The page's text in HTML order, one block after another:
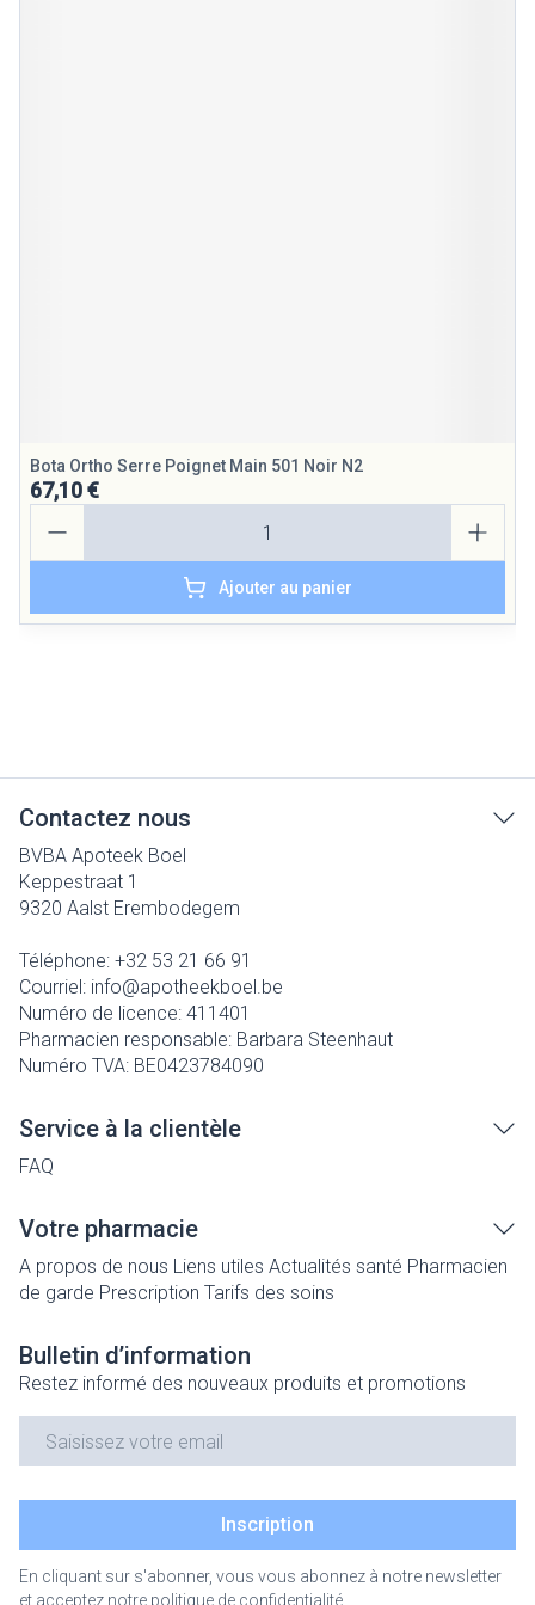
Bota Ortho Serre Poignet Main 501 Noir N2
67,10 €
Ajouter au panier
Contactez nous
BVBA Apoteek Boel
Keppestraat 1
9320 Aalst Erembodegem
Téléphone: +32 53 21 66 91
Courriel: info@apotheekboel.be
Numéro de licence: 411401
Pharmacien responsable: Barbara Steenhaut
Numéro TVA: BE0423784090
Service à la clientèle
FAQ
Votre pharmacie
A propos de nous Liens utiles Actualités santé Pharmacien
de garde Prescription Tarifs des soins
Bulletin d’information
Restez informé des nouveaux produits et promotions
Inscription
En cliquant sur s'abonner, vous vous abonnez à notre newsletter
et acceptez notre politique de confidentialité